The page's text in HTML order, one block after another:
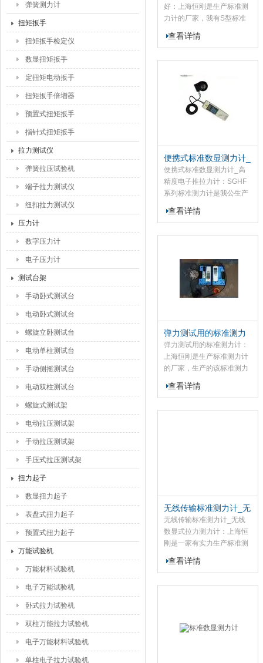
弹簧测力计
扭矩扳手
扭矩扳手检定仪
数显扭矩扳手
定扭矩电动扳手
扭矩扳手倍增器
预置式扭矩扳手
指针式扭矩扳手
拉力测试仪
弹簧拉压试验机
端子拉力测试仪
纽扣拉力测试仪
压力计
数字压力计
电子压力计
测试台架
手动卧式测试台
电动卧式测试台
螺旋立卧测试台
电动单柱测试台
手动侧摇测试台
电动双柱测试台
螺旋式测试架
电动拉压测试架
手动拉压测试架
手压式拉压测试架
扭力起子
数显扭力起子
表盘式扭力起子
预置式扭力起子
万能试验机
万能材料试验机
电子万能试验机
卧式拉力试验机
双柱万能拉力试验机
电子万能材料试验机
单柱电子拉力试验机
好：上海恒刚是生产标准测
力计的厂家，我有S型标准
测力计，轮辐式标准测力
计，法兰式标准测力计，内
要的用户，可以留言给我
们，我们马上您的。
查看详情
便携式标准数显测力计_
高精度电子推拉力计
便携式标准数显测力计_高
精度电子推拉力计：SGHF
系列标准测力计是我公生产
的新一代测力计，该标准测
力计使用了TFT真彩显示
体积小、重量轻、易携带、
测试过程可监控可追朔、高
精度等特点。
查看详情
弹力测试用的标准测力
计
弹力测试用的标准测力计：
上海恒刚是生产标准测力计
的厂家，生产的该标准测力
计有多种款式，分别是S型
标准测力计、轮辐式标准测
查看详情
无线传输标准测力计_无
线数显式拉力测力计
无线传输标准测力计_无线
数显式拉力测力计：上海恒
刚是一家有实力生产标准测
力计厂家，这款标准测力计
是我自主创新设计生产的，
带, 可扑捉力的峰值。
查看详情